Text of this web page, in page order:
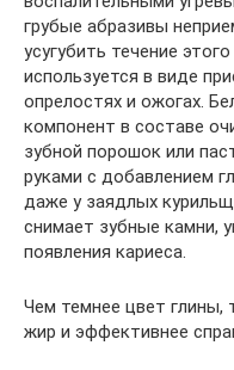
грубые абразивы
усугубить течение
используется в виде
опрелостях и ожогах.
компонент в составе
зубной порошок или
руками с добавлением
даже у заядлых
снимает зубные камни,
появления кариеса.
Чем темнее цвет глины,
жир и эффективнее